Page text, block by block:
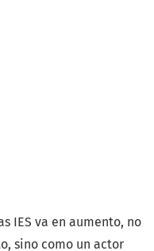
IES va en aumento, no
sino como un actor